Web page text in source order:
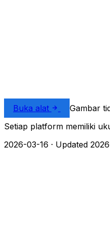
Buka alat
Gambar
Setiap platform memiliki
2026-03-16 · Updated